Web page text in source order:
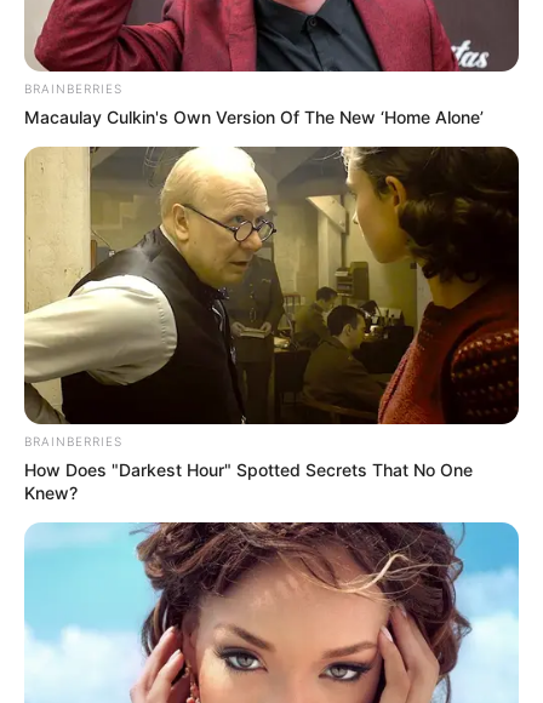
BRAINBERRIES
Macaulay Culkin's Own Version Of The New ‘Home Alone’
BRAINBERRIES
How Does "Darkest Hour" Spotted Secrets That No One
Knew?